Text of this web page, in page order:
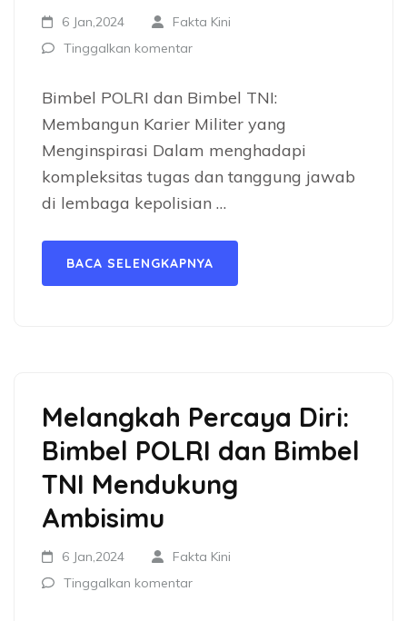
6 Jan,2024
Fakta Kini
Tinggalkan komentar
Bimbel POLRI dan Bimbel TNI:
Membangun Karier Militer yang
Menginspirasi Dalam menghadapi
kompleksitas tugas dan tanggung jawab
di lembaga kepolisian …
BACA SELENGKAPNYA
Melangkah Percaya Diri:
Bimbel POLRI dan Bimbel
TNI Mendukung
Ambisimu
6 Jan,2024
Fakta Kini
Tinggalkan komentar